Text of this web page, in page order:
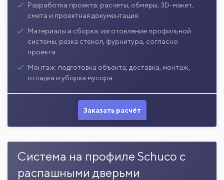
Разработка проекта: расчеты, обмеры, 3D-макет,
смета и проектная документация
Материалы и сборка: изготовление профильной
системы, резка стекол, фурнитура, согласно
проекта
Монтаж: подготовка объекта, доставка, монтаж,
отладка и уборка мусора
Заказать расчёт
Система на профиле Schuco с
распашными дверьми